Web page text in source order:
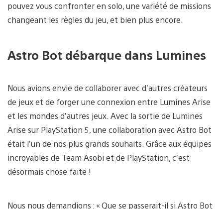
pouvez vous confronter en solo, une variété de missions
changeant les règles du jeu, et bien plus encore.
Astro Bot débarque dans Lumines
Nous avions envie de collaborer avec d’autres créateurs
de jeux et de forger une connexion entre Lumines Arise
et les mondes d’autres jeux. Avec la sortie de Lumines
Arise sur PlayStation 5, une collaboration avec Astro Bot
était l’un de nos plus grands souhaits. Grâce aux équipes
incroyables de Team Asobi et de PlayStation, c’est
désormais chose faite !
Nous nous demandions : « Que se passerait-il si Astro Bot